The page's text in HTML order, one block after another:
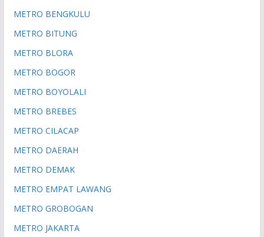
METRO BENGKULU
METRO BITUNG
METRO BLORA
METRO BOGOR
METRO BOYOLALI
METRO BREBES
METRO CILACAP
METRO DAERAH
METRO DEMAK
METRO EMPAT LAWANG
METRO GROBOGAN
METRO JAKARTA